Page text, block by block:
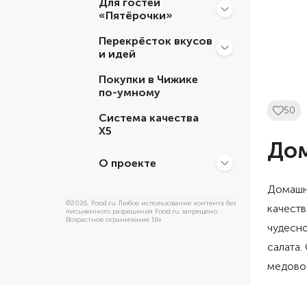
«Пятёрочки»
Перекрёсток вкусов
и идей
Покупки в Чижике
по-умному
Система качества
Х5
О проекте
©2026, Food.ru Любое использование контента без
письменного разрешения Food.ru запрещено.
Возрастное ограничение 16+
50